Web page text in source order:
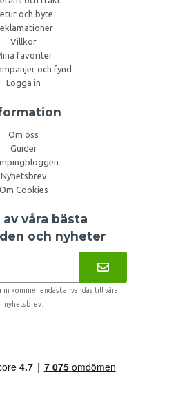
och byte
Villkor
favoriter
och fynd
Logga in
Om oss
Guider
Nyhetsbrev
Om Cookies
av våra bästa
och nyheter
kommer endast användas till våra
nyhetsbrev.